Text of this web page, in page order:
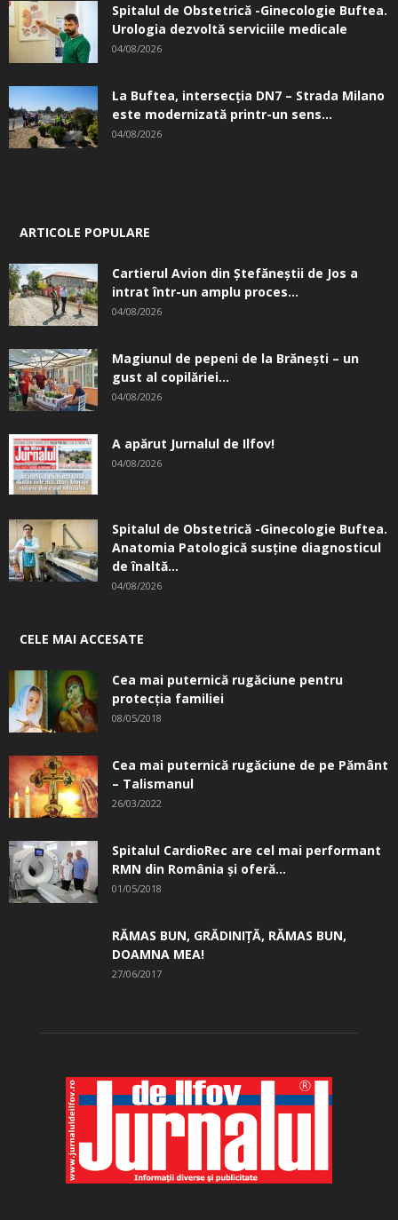
Spitalul de Obstetrică -Ginecologie Buftea.
Urologia dezvoltă serviciile medicale
04/08/2026
La Buftea, intersecţia DN7 – Strada Milano
este modernizată printr-un sens...
04/08/2026
ARTICOLE POPULARE
Cartierul Avion din Ştefăneştii de Jos a
intrat într-un amplu proces...
04/08/2026
Magiunul de pepeni de la Brăneşti – un
gust al copilăriei...
04/08/2026
A apărut Jurnalul de Ilfov!
04/08/2026
Spitalul de Obstetrică -Ginecologie Buftea.
Anatomia Patologică susţine diagnosticul
de înaltă...
04/08/2026
CELE MAI ACCESATE
Cea mai puternică rugăciune pentru
protecția familiei
08/05/2018
Cea mai puternică rugăciune de pe Pământ
– Talismanul
26/03/2022
Spitalul CardioRec are cel mai performant
RMN din România și oferă...
01/05/2018
RĂMAS BUN, GRĂDINIŢĂ, ­RĂMAS BUN,
DOAMNA MEA!
27/06/2017